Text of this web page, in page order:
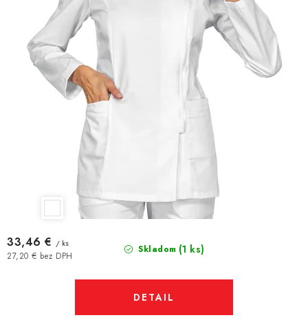
Skladom (1 ks)
27,20 € bez DPH
33,46 € / ks
DETAIL